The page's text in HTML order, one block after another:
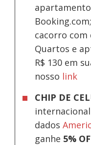
cacorro com
Quartos e
R$ 130 em
nosso link
CHIP DE
dados
ganhe 5%